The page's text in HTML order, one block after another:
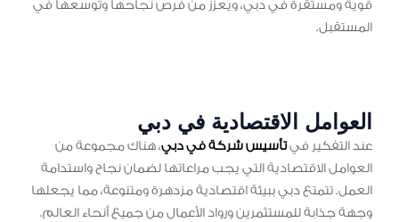
قوية ومستقرة في دبي، ويعزز من فرص نجاحها وتوسعها في
المستقبل.
العوامل الاقتصادية في دبي
عند التفكير فيتأسيس شركة في دبي، هناك مجموعة من
العوامل الاقتصادية التي يجب مراعاتها لضمان نجاح واستدامة
العمل. تتمتع دبي ببيئة اقتصادية مزدهرة ومتنوعة، مما يجعلها
وجهة جذابة للمستثمرين ورواد الأعمال من جميع أنحاء العالم.